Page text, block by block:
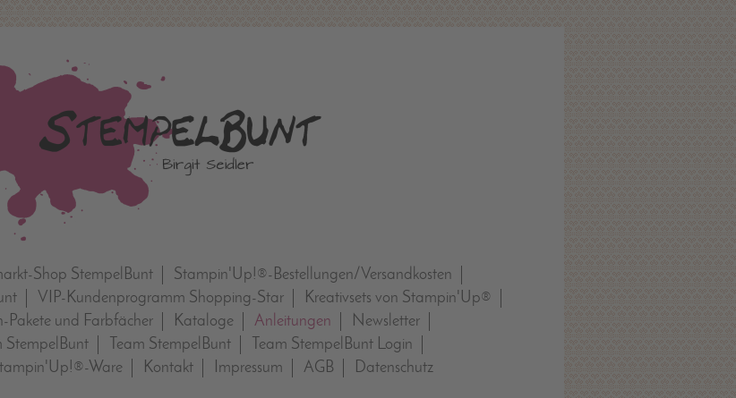
Shop StempelBunt
Stampin'Up!®-Bestellungen/Versandkosten
VIP-Kundenprogramm Shopping-Star
Kreativsets von Stampin'Up®
Pakete und Farbfächer Kataloge Anleitungen
Newsletter
StempelBunt
Team StempelBunt
Team StempelBunt Login
Ware
Kontakt Impressum AGB Datenschutz